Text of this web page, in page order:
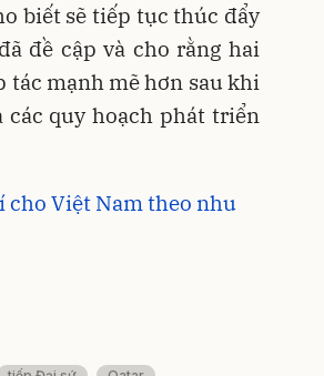
biết sẽ tiếp tục thúc đẩy
đề cập và cho rằng hai
mạnh mẽ hơn sau khi
quy hoạch phát triển
cho Việt Nam theo nhu